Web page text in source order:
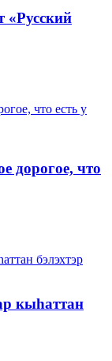
«Русский
дорогое, что
кыһаттан